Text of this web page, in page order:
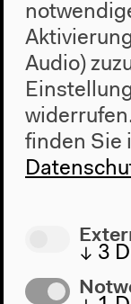
Audio – 0:09:26
A Matter
Do,
Audio)
finden Sie
↓ 3